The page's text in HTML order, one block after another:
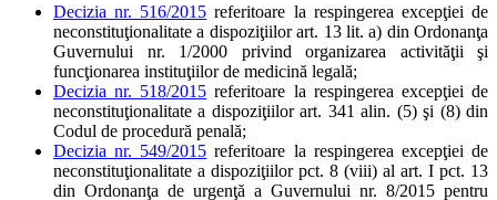
Decizia nr. 516/2015 referitoare la respingerea excepţiei de
neconstituţionalitate a dispoziţiilor art. 13 lit. a) din Ordonanţa
Guvernului nr. 1/2000 privind organizarea activităţii şi
funcţionarea instituţiilor de medicină legală;
Decizia nr. 518/2015 referitoare la respingerea excepţiei de
neconstituţionalitate a dispoziţiilor art. 341 alin. (5) şi (8) din
Codul de procedură penală;
Decizia nr. 549/2015 referitoare la respingerea excepţiei de
neconstituţionalitate a dispoziţiilor pct. 8 (viii) al art. I pct. 13
din Ordonanţa de urgenţă a Guvernului nr. 8/2015 pentru